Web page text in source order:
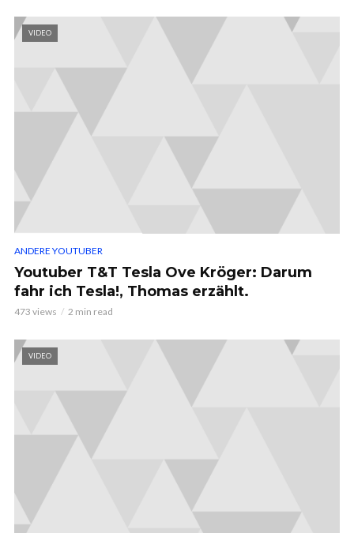
VIDEO
ANDERE YOUTUBER
Youtuber T&T Tesla Ove Kröger: Darum
fahr ich Tesla!, Thomas erzählt.
473 views 2 min read
VIDEO